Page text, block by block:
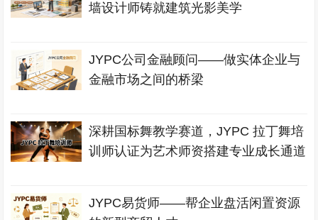
墙设计师铸就建筑光影美学
JYPC公司金融顾问——做实体企业与
金融市场之间的桥梁
深耕国标舞教学赛道，JYPC 拉丁舞培
训师认证为艺术师资搭建专业成长通道
JYPC易货师——帮企业盘活闲置资源